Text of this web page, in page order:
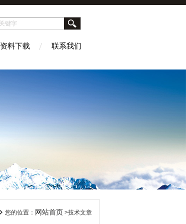
资料下载 联系我们
您的位置： 网站首页 >技术文章